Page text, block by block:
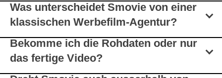
Was unterscheidet Smovie von einer
klassischen Werbefilm-Agentur?
Bekomme ich die Rohdaten oder nur
das fertige Video?